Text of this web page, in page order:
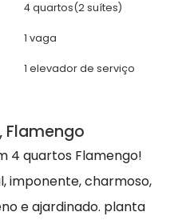
4 quartos(2 suítes)
1 vaga
1 elevador de serviço
Flamengo
4 quartos Flamengo!
imponente, charmoso,
e ajardinado. planta